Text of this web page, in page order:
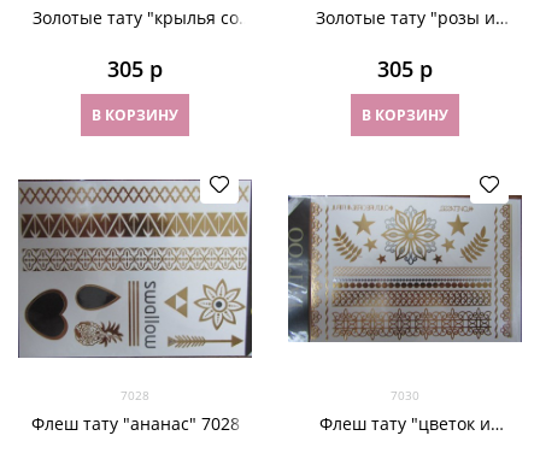
Золотые тату "крылья со
305 р
В КОРЗИНУ
Золотые тату "розы и
305 р
В КОРЗИНУ
7028
Флеш тату "ананас" 7028
7030
Флеш тату "цветок и